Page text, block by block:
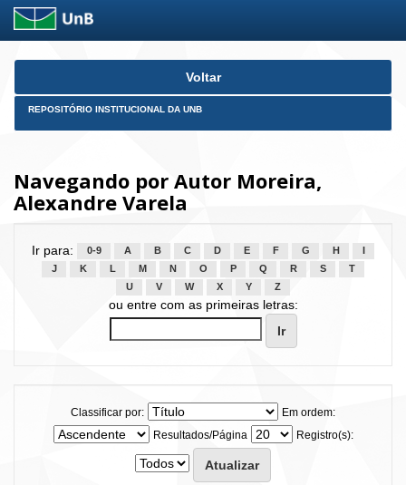
Skip
Voltar
REPOSITÓRIO INSTITUCIONAL DA UNB
Navegando por Autor Moreira,
Alexandre Varela
Ir para: 0-9 A B C D E F G H
J
K L M N O P Q R S
T
U
V W X Y Z
ou entre com as primeiras letras:
Classificar por:
Em ordem:
Resultados/Página
Registro(s):